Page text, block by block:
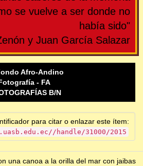
se vuelve a ser donde no
había sido"
y Juan García Salazar
Afro-Andino
- FA
B/N
para citar o enlazar este ítem:
handle/31000/2015
una canoa a la orilla del mar con jaibas